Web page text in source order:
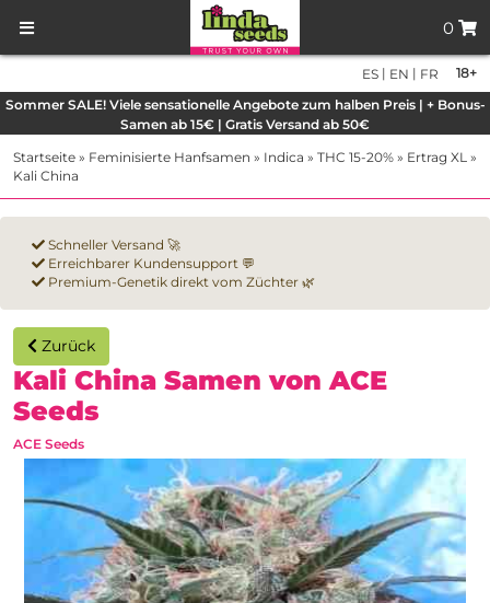
0
18+
ES | EN | FR
Sommer SALE! Viele sensationelle Angebote zum halben Preis | + Bonus-
Samen ab 15€ | Gratis Versand ab 50€
Startseite » Feminisierte Hanfsamen » Indica » THC 15-20% » Ertrag XL »
Kali China
Schneller Versand 🚀
Erreichbarer Kundensupport 💬
Premium-Genetik direkt vom Züchter 🌿
Zurück
Kali China Samen von ACE
Seeds
ACE Seeds